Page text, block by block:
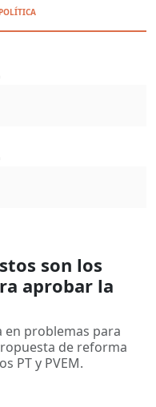
son los
aprobar la
problemas para
de reforma
PT y PVEM.